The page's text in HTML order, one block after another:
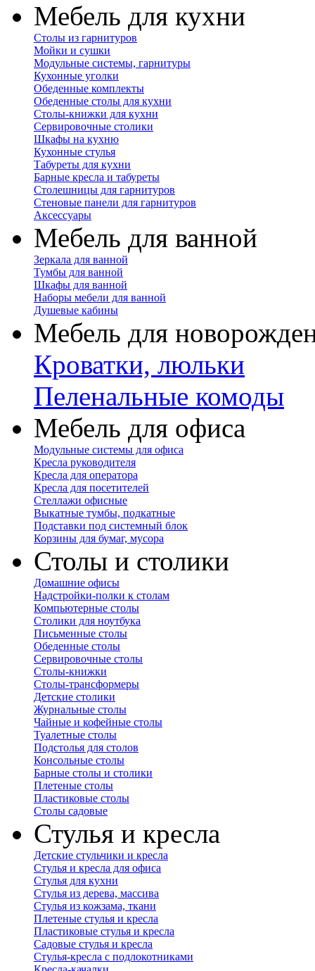
Мебель для кухни
Столы из гарнитуров
Мойки и сушки
Модульные системы, гарнитуры
Кухонные уголки
Обеденные комплекты
Обеденные столы для кухни
Столы-книжки для кухни
Сервировочные столики
Шкафы на кухню
Кухонные стулья
Табуреты для кухни
Барные кресла и табуреты
Столешницы для гарнитуров
Стеновые панели для гарнитуров
Аксессуары
Мебель для ванной
Зеркала для ванной
Тумбы для ванной
Шкафы для ванной
Наборы мебели для ванной
Душевые кабины
Мебель для
Кроватки, люльки
Пеленальные комоды
Мебель для офиса
Модульные системы для офиса
Кресла руководителя
Кресла для оператора
Кресла для посетителей
Стеллажи офисные
Выкатные тумбы, подкатные
Подставки под системный блок
Корзины для бумаг, мусора
Столы и столики
Домашние офисы
Надстройки-полки к столам
Компьютерные столы
Столики для ноутбука
Письменные столы
Обеденные столы
Сервировочные столы
Столы-книжки
Столы-трансформеры
Детские столики
Журнальные столы
Чайные и кофейные столы
Туалетные столы
Подстолья для столов
Консольные столы
Барные столы и столики
Плетеные столы
Пластиковые столы
Столы садовые
Стулья и кресла
Детские стульчики и кресла
Стулья и кресла для офиса
Стулья для кухни
Стулья из дерева, массива
Стулья из кожзама, ткани
Плетеные стулья и кресла
Пластиковые стулья и кресла
Садовые стулья и кресла
Стулья-кресла с подлокотниками